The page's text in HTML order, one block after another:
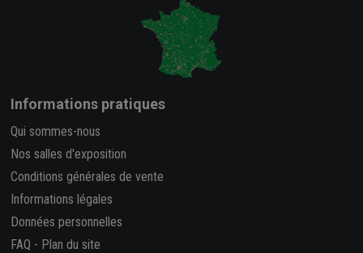
Informations pratiques
Qui sommes-nous
Nos salles d'exposition
Conditions générales de vente
Informations légales
Données personnelles
FAQ - Plan du site